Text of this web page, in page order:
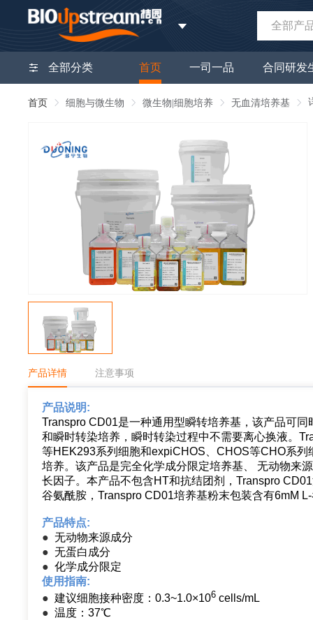
全部产
全部分类 首页 一司一品 合同研发
首页 细胞与微生物 微生物|细胞培养 无血清培养基
产品详情 注意事项
产品说明:
Transpro CD01是一种通用型瞬转培养基，该产品可
和瞬时转染培养，瞬时转染过程中不需要离心换液。
等HEK293系列细胞和expiCHOS、CHOS等CHO系
培养。该产品是完全化学成分限定培养基、 无动物来
长因子。本产品不包含HT和抗结团剂，Transpro
谷氨酰胺，Transpro CD01培养基粉末包装含有6mM
产品特点:
● 无动物来源成分
● 无蛋白成分
● 化学成分限定
使用指南:
● 建议细胞接种密度：0.3~1.0×106 cells/mL
● 温度：37℃